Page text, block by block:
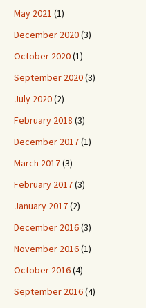
May 2021 (1)
December 2020(3)
October 2020(1)
September 2020(3)
July 2020(2)
February 2018 (3)
December 2017(1)
March 2017(3)
February 2017(3)
January 2017(2)
December 2016(3)
November 2016(1)
October 2016(4)
September 2016(4)